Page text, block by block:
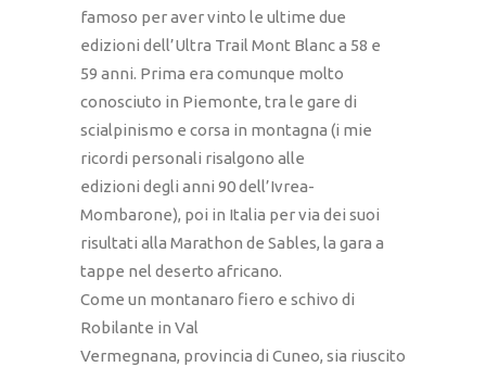
famoso per aver vinto le ultime due
edizioni dell’Ultra Trail Mont Blanc a 58 e
59 anni. Prima era comunque molto
conosciuto in Piemonte, tra le gare di
scialpinismo e corsa in montagna (i mie
ricordi personali risalgono alle
edizioni degli anni 90 dell’Ivrea-
Mombarone), poi in Italia per via dei suoi
risultati alla Marathon de Sables, la gara a
tappe nel deserto africano.
Come un montanaro fiero e schivo di
Robilante in Val
Vermegnana, provincia di Cuneo, sia riuscito